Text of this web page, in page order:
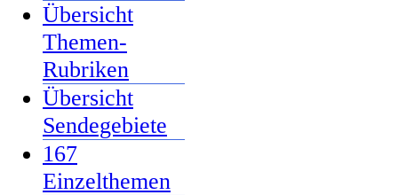
Übersicht
Themen-
Rubriken
Übersicht
Sendegebiete
167
Einzelthemen